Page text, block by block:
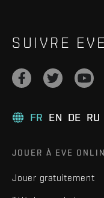
SUIVRE
FR EN DE RU
JOUER À EVE
Jouer gratuitement